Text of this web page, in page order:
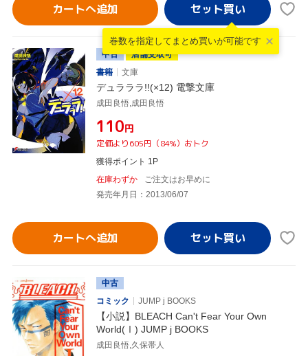
カートへ追加
巻数を指定して まとめ買いが可能です
中古
店舗受取可
書籍
文庫
デュラララ!!(×12) 電撃文庫
成田良悟,成田良悟
¥110円
定価より605円（84%）おトク
獲得ポイント 1P
在庫わずか
ご注文はお早めに
発売年月日：2013/06/07
カートへ追加
中古
コミック
JUMP j BOOKS
【小説】BLEACH Can't Fear Your Own
World(Ⅰ) JUMP j BOOKS
成田良悟,久保帯人